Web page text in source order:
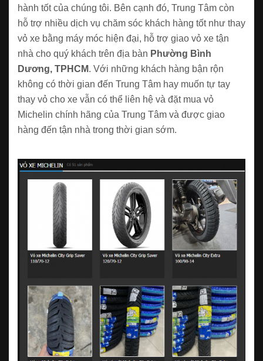
hành tốt của chúng tôi. Bên cạnh đó, Trung Tâm còn
hỗ trợ nhiều dịch vụ chăm sóc khách hàng tốt như thay
vỏ xe bằng máy móc hiện đại, hỗ trợ giao vỏ xe tận
nhà cho quý khách trên địa bàn Phường Bình
Dương, TPHCM. Với những khách hàng bận rộn
không có thời gian đến Trung Tâm hay muốn tự tay
thay vỏ cho xe vẫn có thể liên hệ và đặt mua vỏ
Michelin chính hãng của Trung Tâm và được giao
hàng đến tận nhà trong thời gian sớm.